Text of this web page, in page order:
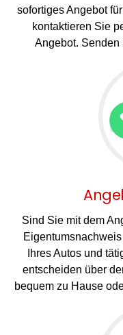
sofortiges Angebot
kontaktieren Sie
Angebot. Senden
Sind Sie mit dem
Ihres Autos und
entscheiden über
bequem zu Hause